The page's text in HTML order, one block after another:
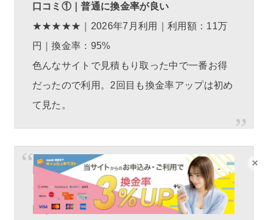
口コミ①｜普通に換金率が良い
★★★★★｜2026年7月利用｜利用額：11万
円｜換金率：95%
色んなサイトで見積もり取った中で一番お得
だったので利用。2回目も換金率アップは初め
て見た。
口コミ②｜分割できて助かった
★★★★☆｜2026年7月利用｜利用額：30万
円｜換金率：96%
×